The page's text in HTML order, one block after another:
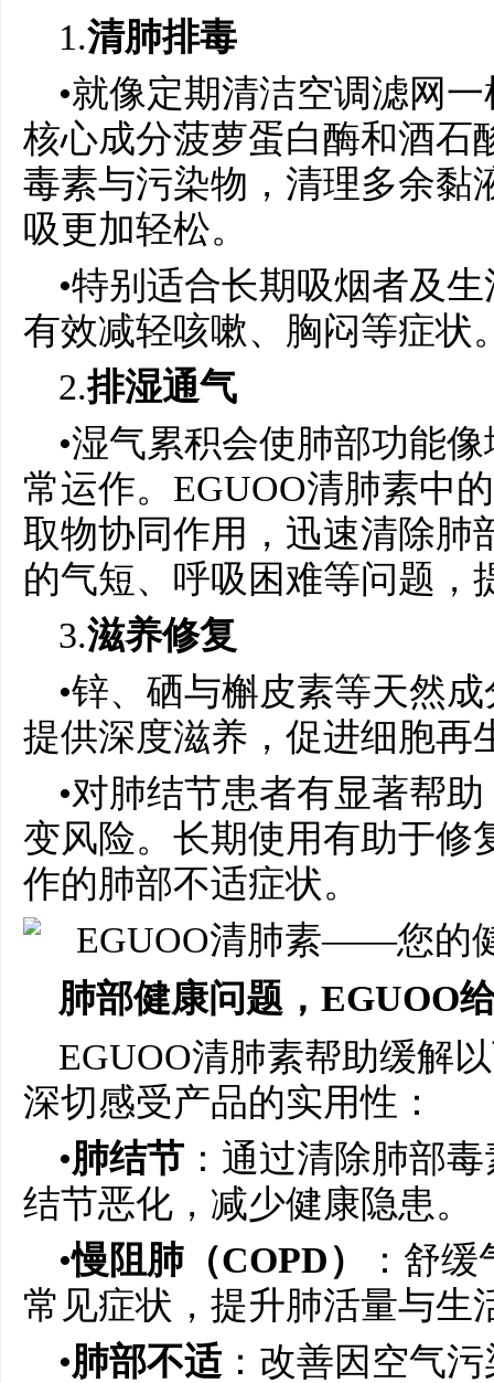
1.清肺排毒
•就像定期清洁空调滤网
核心成分菠萝蛋白酶和酒石
毒素与污染物，清理多余黏
吸更加轻松。
•特别适合长期吸烟者及
有效减轻咳嗽、胸闷等症状
2.排湿通气
•湿气累积会使肺部功能
常运作。EGUOO清肺素中
取物协同作用，迅速清除肺
的气短、呼吸困难等问题，
3.滋养修复
•锌、硒与槲皮素等天然
提供深度滋养，促进细胞再
•对肺结节患者有显著帮
变风险。长期使用有助于修
作的肺部不适症状。
肺部健康问题， EGUOO
EGUOO清肺素帮助缓解
深切感受产品的实用性：
•肺结节 ：通过清除肺部
结节恶化，减少健康隐患。
•慢阻肺（COPD）
：舒
常见症状，提升肺活量与生
•肺部不适 ：改善因空气